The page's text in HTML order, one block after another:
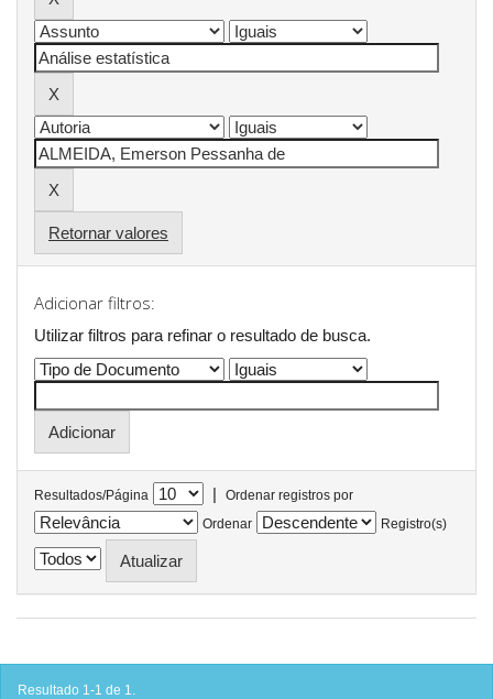
Retornar valores
Adicionar filtros:
Utilizar filtros para refinar o resultado de busca.
Resultados/Página |
Ordenar registros por
Ordenar
Registro(s)
Resultado 1-1 de 1.